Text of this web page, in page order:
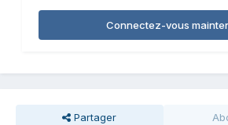
Connectez-vous
Partager